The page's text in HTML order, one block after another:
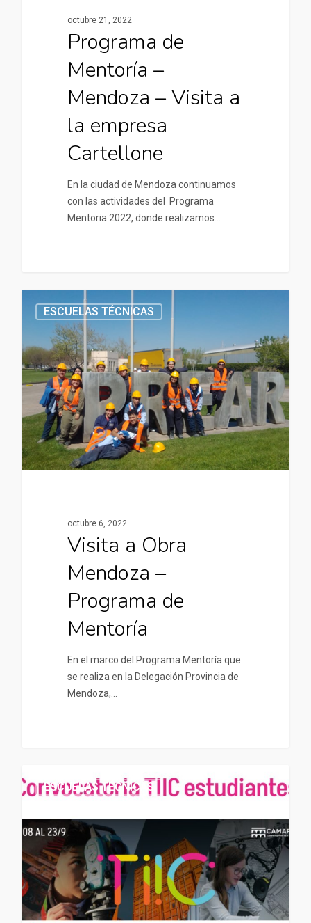
octubre 21, 2022
Programa de
Mentoría –
Mendoza – Visita a
la empresa
Cartellone
En la ciudad de Mendoza continuamos
con las actividades del Programa
Mentoria 2022, donde realizamos…
ESCUELAS TÉCNICAS
octubre 6, 2022
Visita a Obra
Mendoza –
Programa de
Mentoría
En el marco del Programa Mentoría que
se realiza en la Delegación Provincia de
Mendoza,…
ESCUELAS TÉCNICAS